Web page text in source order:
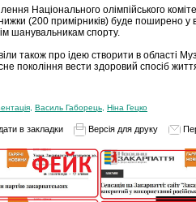
Національного олімпійського
(200 примірників) буде поширено у
шанувальникам спорту.
також про ідею створити в області
покоління вести здоровий спосіб
Василь Габорець Ніна Гецко
в закладки Версія для друку